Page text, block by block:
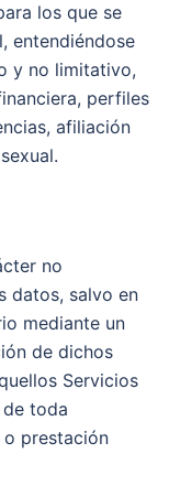
los que se
entendiéndose
y no limitativo,
perfiles
afiliación
no
datos, salvo en
mediante un
de dichos
Servicios
toda
prestación